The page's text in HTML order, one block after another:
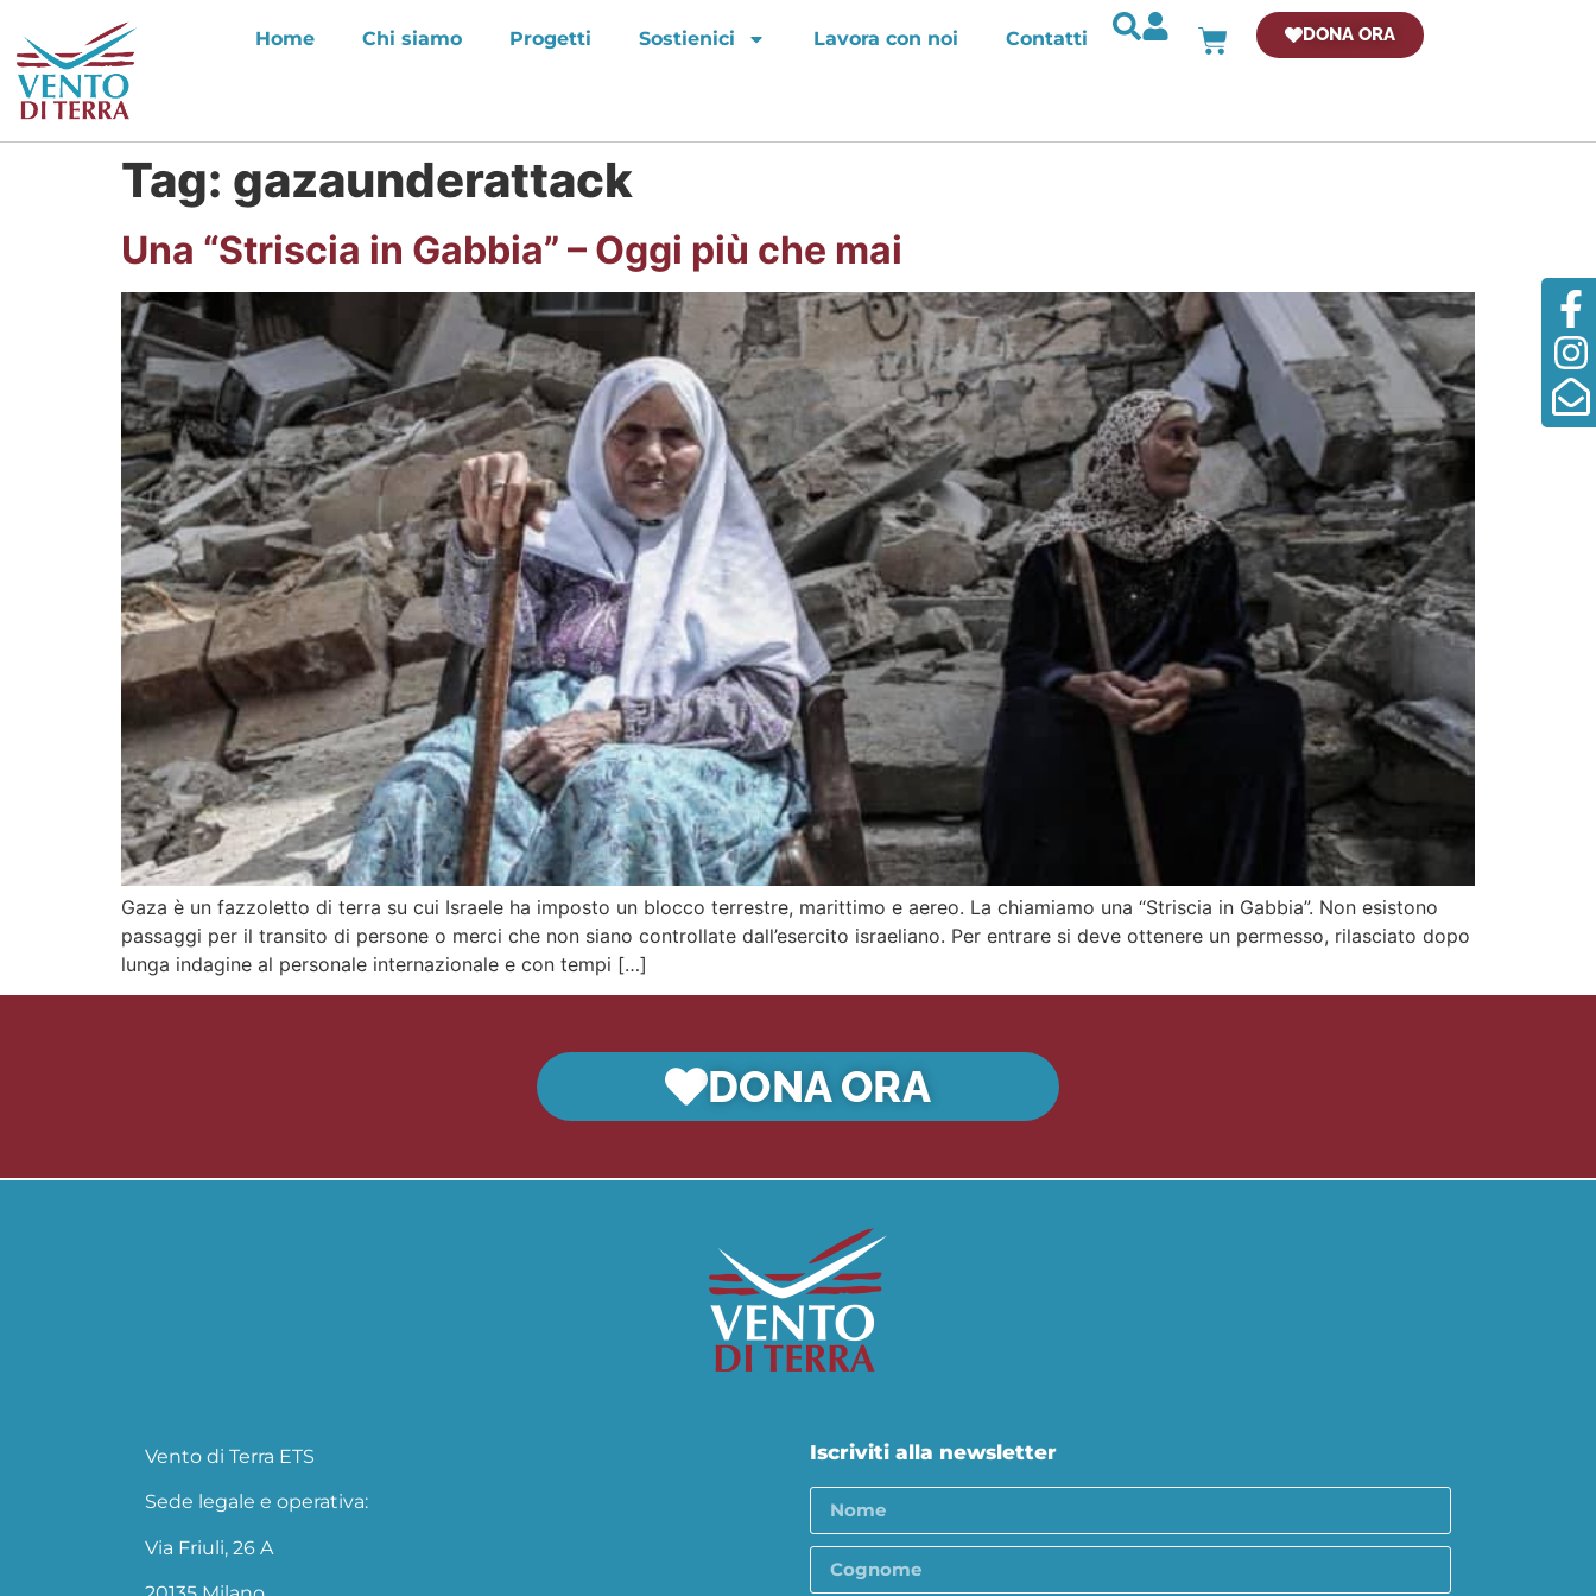
Home Chi siamo Progetti Sostienici Lavora con noi Contatti DONA ORA
Tag: gazaunderattack
Una “Striscia in Gabbia” – Oggi più che mai
Gaza è un fazzoletto di terra su cui Israele ha imposto un blocco terrestre, marittimo e aereo. La chiamiamo una “Striscia in Gabbia”. Non esistono
passaggi per il transito di persone o merci che non siano controllate dall’esercito israeliano. Per entrare si deve ottenere un permesso, rilasciato dopo
lunga indagine al personale internazionale e con tempi […]
DONA ORA
Vento di Terra ETS
Sede legale e operativa:
Via Friuli, 26 A
Iscriviti alla newsletter